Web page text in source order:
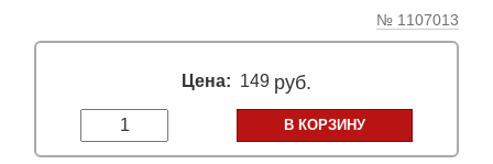
№ 1107013
Цена: 149 руб.
В КОРЗИНУ